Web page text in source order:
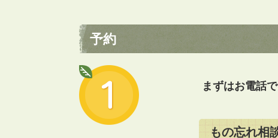
予約
まずはお電話
もの忘れ相